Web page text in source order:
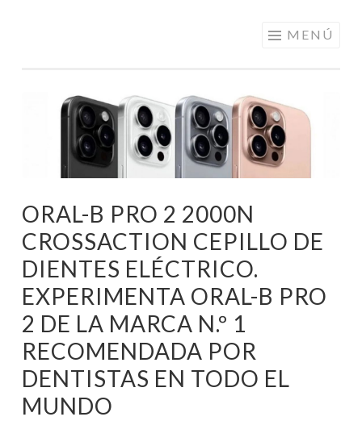
PRECIOS DE
ANDORRA
MENÚ
ORAL-B PRO 2 2000N
CROSSACTION CEPILLO DE
DIENTES ELÉCTRICO.
EXPERIMENTA ORAL-B PRO
2 DE LA MARCA N.º 1
RECOMENDADA POR
DENTISTAS EN TODO EL
MUNDO